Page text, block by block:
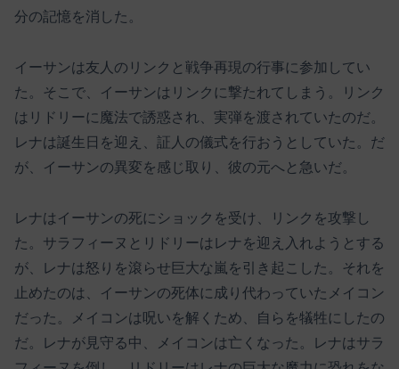
分の記憶を消した。
イーサンは友人のリンクと戦争再現の行事に参加してい
た。そこで、イーサンはリンクに撃たれてしまう。リンク
はリドリーに魔法で誘惑され、実弾を渡されていたのだ。
レナは誕生日を迎え、証人の儀式を行おうとしていた。だ
が、イーサンの異変を感じ取り、彼の元へと急いだ。
レナはイーサンの死にショックを受け、リンクを攻撃し
た。サラフィーヌとリドリーはレナを迎え入れようとする
が、レナは怒りを滾らせ巨大な嵐を引き起こした。それを
止めたのは、イーサンの死体に成り代わっていたメイコン
だった。メイコンは呪いを解くため、自らを犠牲にしたの
だ。レナが見守る中、メイコンは亡くなった。レナはサラ